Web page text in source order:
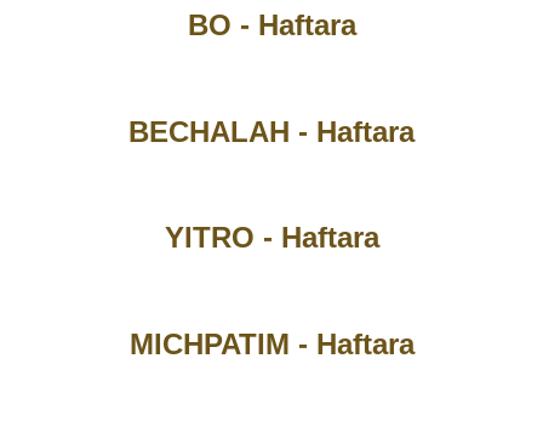
BO - Haftara
BECHALAH - Haftara
YITRO - Haftara
MICHPATIM - Haftara